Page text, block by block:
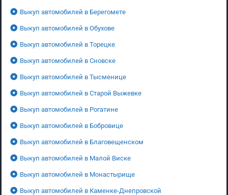
Выкуп автомобилей в Берегомете
Выкуп автомобилей в Обухове
Выкуп автомобилей в Торецке
Выкуп автомобилей в Сновске
Выкуп автомобилей в Тысменице
Выкуп автомобилей в Старой Выжевке
Выкуп автомобилей в Рогатине
Выкуп автомобилей в Бобровице
Выкуп автомобилей в Благовещенском
Выкуп автомобилей в Малой Виске
Выкуп автомобилей в Монастырище
Выкуп автомобилей в Каменке-Днепровской